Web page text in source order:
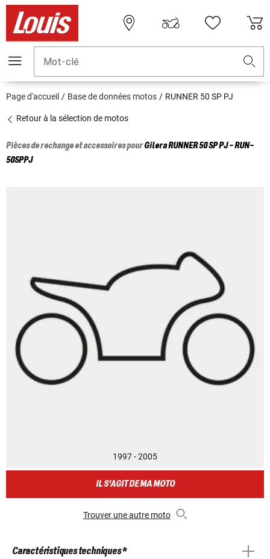
Mot-clé
Page d'accueil Base de données motos RUNNER 50 SP PJ
Retour à la sélection de motos
Pièces de rechange et accessoires pourGileraRUNNER 50 SP PJ - RUN-
50SPPJ
1997 - 2005
IL S'AGIT DE MA MOTO
Trouver une autre moto
Caractéristiques techniques *